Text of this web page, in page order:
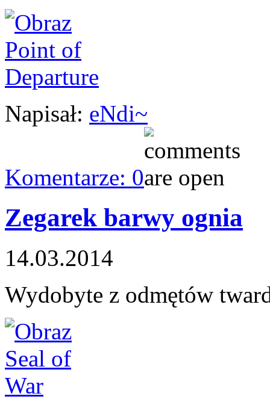
Napisał: eNdi~
Komentarze: 0
Zegarek barwy ognia
14.03.2014
Wydobyte z odmętów